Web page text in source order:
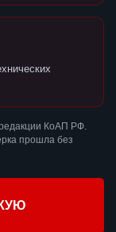
КоАП РФ.
прошла без